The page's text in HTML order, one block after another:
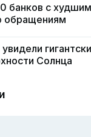
банков с
обращениям
Солнца